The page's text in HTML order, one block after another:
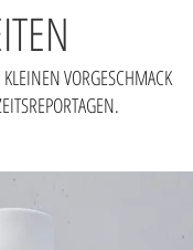
VORGESCHMACK